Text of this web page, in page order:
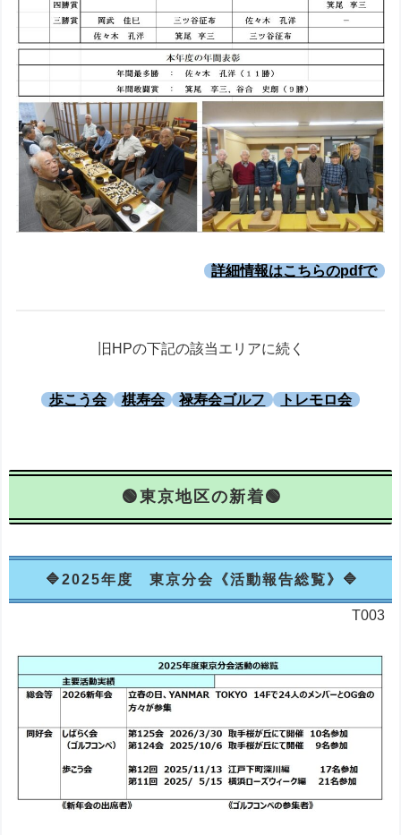
詳細情報はこちらのpdfで
旧HPの下記の該当エリアに続く
歩こう会 棋寿会 禄寿会ゴルフ トレモロ会
東京地区の新着
2025年度 東京分会《活動報告総覧》
T003